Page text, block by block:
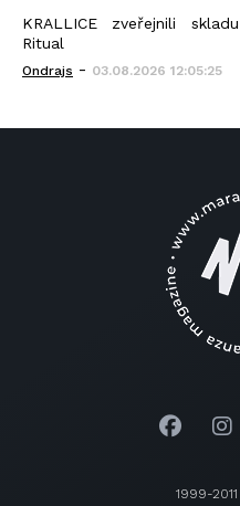
KRALLICE zveřejnili
Ritual
Ondrajs - 03.08.2026 12:05:25
1999-